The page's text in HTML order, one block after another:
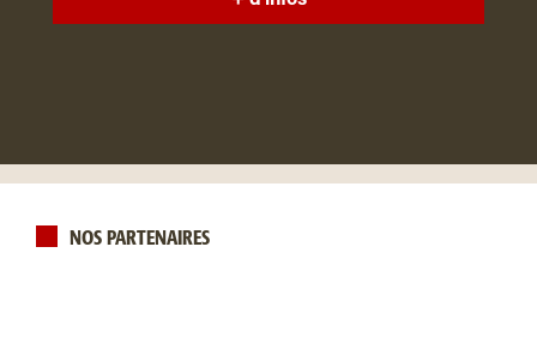
NOS PARTENAIRES